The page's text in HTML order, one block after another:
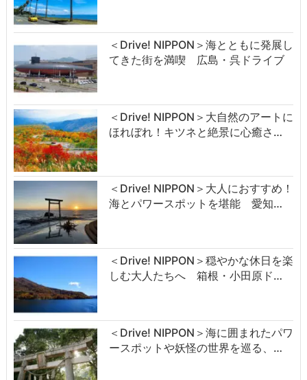
＜Drive! NIPPON＞海とともに発展し
てきた街を満喫 広島・呉ドライブ
＜Drive! NIPPON＞大自然のアートに
ほれぼれ！キツネと絶景に心癒さ…
＜Drive! NIPPON＞大人におすすめ！
海とパワースポットを堪能 愛知…
＜Drive! NIPPON＞穏やかな休日を楽
しむ大人たちへ 箱根・小田原ド…
＜Drive! NIPPON＞海に囲まれたパワ
ースポットや妖怪の世界を巡る、…